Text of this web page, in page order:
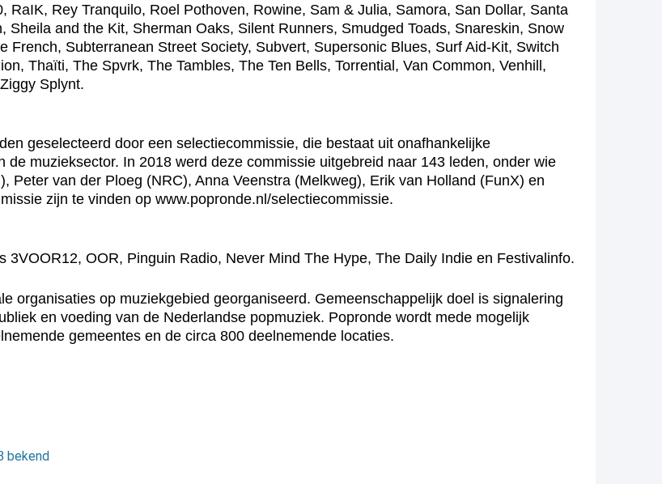
Rey Tranquilo, Roel Pothoven, Rowine, Sam & Julia, Samora, San Dollar, Santa
and the Kit, Sherman Oaks, Silent Runners, Smudged Toads, Snareskin, Snow
French, Subterranean Street Society, Subvert, Supersonic Blues, Surf Aid-Kit, Switch
Thaïti, The Spvrk, The Tambles, The Ten Bells, Torrential, Van Common, Venhill,
Splynt.
geselecteerd door een selectiecommissie, die bestaat uit onafhankelijke
muzieksector. In 2018 werd deze commissie uitgebreid naar 143 leden, onder wie
Peter van der Ploeg (NRC), Anna Veenstra (Melkweg), Erik van Holland (FunX) en
zijn te vinden op www.popronde.nl/selectiecommissie.
3VOOR12, OOR, Pinguin Radio, Never Mind The Hype, The Daily Indie en Festivalinfo.
organisaties op muziekgebied georganiseerd. Gemeenschappelijk doel is signalering
en voeding van de Nederlandse popmuziek. Popronde wordt mede mogelijk
gemeentes en de circa 800 deelnemende locaties.
bekend